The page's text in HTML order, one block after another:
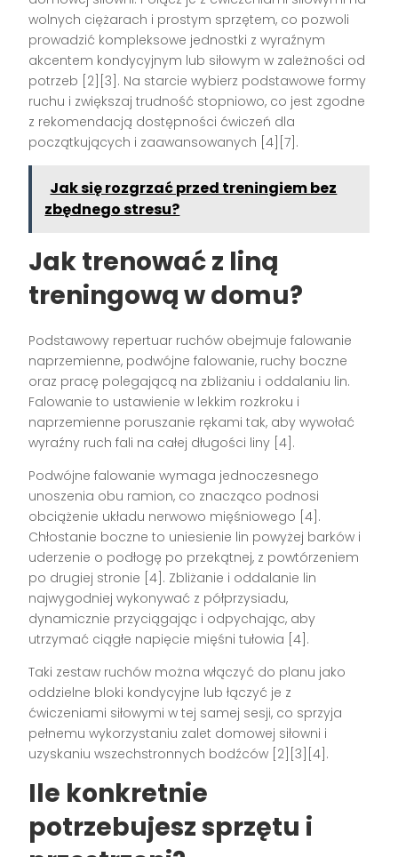
wolnych ciężarach i prostym sprzętem, co pozwoli
prowadzić kompleksowe jednostki z wyraźnym
akcentem kondycyjnym lub siłowym w zależności od
potrzeb [2][3]. Na starcie wybierz podstawowe formy
ruchu i zwiększaj trudność stopniowo, co jest zgodne
z rekomendacją dostępności ćwiczeń dla
początkujących i zaawansowanych [4][7].
Jak się rozgrzać przed treningiem bez
zbędnego stresu?
Jak trenować z liną
treningową w domu?
Podstawowy repertuar ruchów obejmuje falowanie
naprzemienne, podwójne falowanie, ruchy boczne
oraz pracę polegającą na zbliżaniu i oddalaniu lin.
Falowanie to ustawienie w lekkim rozkroku i
naprzemienne poruszanie rękami tak, aby wywołać
wyraźny ruch fali na całej długości liny [4].
Podwójne falowanie wymaga jednoczesnego
unoszenia obu ramion, co znacząco podnosi
obciążenie układu nerwowo mięśniowego [4].
Chłostanie boczne to uniesienie lin powyżej barków i
uderzenie o podłogę po przekątnej, z powtórzeniem
po drugiej stronie [4]. Zbliżanie i oddalanie lin
najwygodniej wykonywać z półprzysiadu,
dynamicznie przyciągając i odpychając, aby
utrzymać ciągłe napięcie mięśni tułowia [4].
Taki zestaw ruchów można włączyć do planu jako
oddzielne bloki kondycyjne lub łączyć je z
ćwiczeniami siłowymi w tej samej sesji, co sprzyja
pełnemu wykorzystaniu zalet domowej siłowni i
uzyskaniu wszechstronnych bodźców [2][3][4].
Ile konkretnie
potrzebujesz sprzętu i